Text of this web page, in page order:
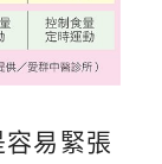
易緊張